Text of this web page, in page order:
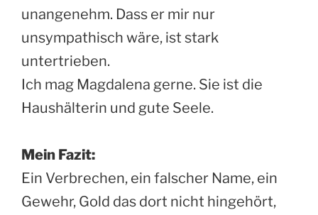
unangenehm. Dass er mir nur
unsympathisch wäre, ist stark
untertrieben.
Ich mag Magdalena gerne. Sie ist die
Haushälterin und gute Seele.
Mein Fazit:
Ein Verbrechen, ein falscher Name, ein
Gewehr, Gold das dort nicht hingehört,